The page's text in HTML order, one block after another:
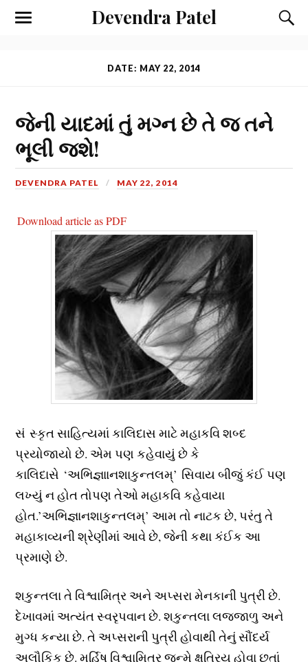
Devendra Patel
DATE: MAY 22, 2014
જેની યાદમાં તું મગ્ન છે તે જ તને
ભૂલી જશે!
DEVENDRA PATEL MAY 22, 2014
Download article as PDF
સં સ્કૃત સાહિત્યમાં કાલિદાસ માટે મહાકવિ શબ્દ
પ્રયોજાયો છે. એમ પણ કહેવાયું છે કે
કાલિદાસે ‘અભિજ્ઞાાનશાકુન્તલમ્’ સિવાય બીજું કંઈ પણ
લખ્યું ન હોત તોપણ તેઓ મહાકવિ કહેવાયા
હોત.’અભિજ્ઞાનશાકુન્તલમ્’ આમ તો નાટક છે, પરંતુ તે
મહાકાવ્યની શ્રેણીમાં આવે છે, જેની કથા કંઈક આ
પ્રમાણે છે.
શકુન્તલા તે વિશ્વામિત્ર અને અપ્સરા મેનકાની પુત્રી છે.
દેખાવમાં અત્યંત સ્વરૃપવાન છે. શકુન્તલા લજ્જાળુ અને
મુગ્ધ કન્યા છે. તે અપ્સરાની પુત્રી હોવાથી તેનું સૌંદર્ય
અલૌકિક છે. મર્હિષ વિશ્વામિત્ર જન્મે ક્ષત્રિય હોવા છતાં